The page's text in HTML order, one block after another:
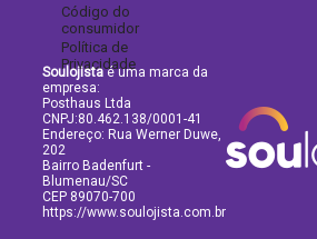
Código do
consumidor
Política de
Privacidade
Soulojistaé uma marca da
empresa:
Posthaus Ltda
CNPJ:80.462.138/0001-41
Endereço: Rua Werner Duwe,
202
Bairro Badenfurt -
Blumenau/SC
CEP 89070-700
https://www.soulojista.com.br